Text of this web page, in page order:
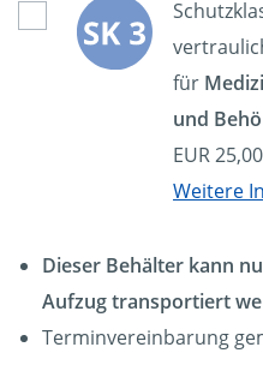
für
und
EUR
Weitere
Dieser Behälter kann
Aufzug transportiert
Terminvereinbarung